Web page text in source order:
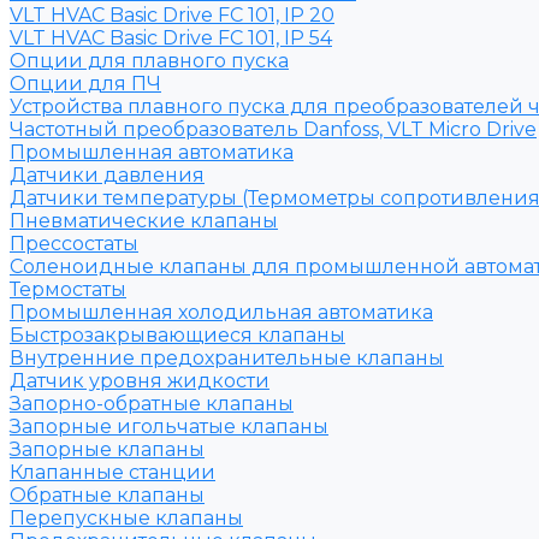
VLT HVAC Basic Drive FC 101, IP 20
VLT HVAC Basic Drive FC 101, IP 54
Опции для плавного пуска
Опции для ПЧ
Устройства плавного пуска для преобразователей
Частотный преобразователь Danfoss, VLT Micro Drive
Промышленная автоматика
Датчики давления
Датчики температуры (Термометры
Пневматические клапаны
Прессостаты
Соленоидные клапаны для промышленной
Термостаты
Промышленная холодильная автоматика
Быстрозакрывающиеся клапаны
Внутренние предохранительные клапаны
Датчик уровня жидкости
Запорно-обратные клапаны
Запорные игольчатые клапаны
Запорные клапаны
Клапанные станции
Обратные клапаны
Перепускные клапаны